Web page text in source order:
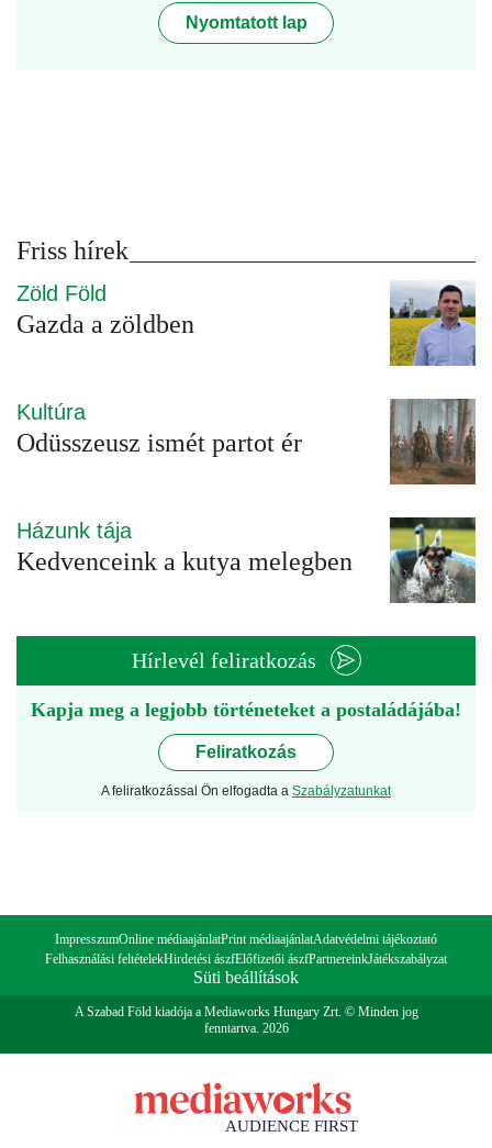
Nyomtatott lap
Friss hírek
Zöld Föld
Gazda a zöldben
Kultúra
Odüsszeusz ismét partot ér
Házunk tája
Kedvenceink a kutya melegben
Hírlevél feliratkozás
Kapja meg a legjobb történeteket a postaládájába!
Feliratkozás
A feliratkozással Ön elfogadta a Szabályzatunkat
ImpresszumOnline médiaajánlatPrint médiaajánlatAdatvédelmi tájékoztató
Felhasználási feltételekHirdetési ászfElőfizetői ászfPartnereinkJátékszabályzat
Süti beállítások
A Szabad Föld kiadója a Mediaworks Hungary Zrt. © Minden jog
fenntartva. 2026